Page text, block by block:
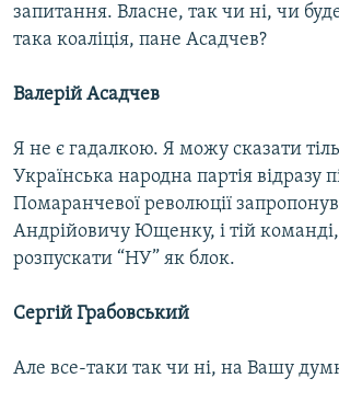
запитання. Власне, так чи ні, чи
така коаліція, пане Асадчев?
Валерій Асадчев
Я не є гадалкою. Я можу сказати
Українська народна партія відразу
Помаранчевої революції
Андрійовичу Ющенку, і тій команді,
розпускати “НУ” як блок.
Сергій Грабовський
Але все-таки так чи ні, на Вашу